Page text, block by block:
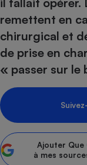
remettent en
chirurgical et
de prise en
« passer sur le
Ajouter Que
à mes
Choisir son fioul
Choisir son
Comparateur
Energie Moins
Tous les
Toutes les